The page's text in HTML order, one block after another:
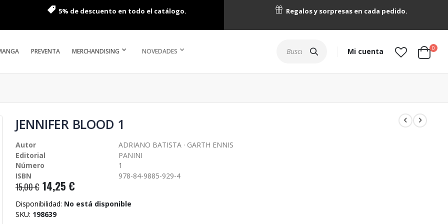
5% de descuento en todo el catálogo. Regalos y sorpresas en cada pedido.
PREVENTA MERCHANDISING NOVEDADES Mi cuenta Cart
0
JENNIFER BLOOD 1
Autor
ADRIANO BATISTA · GARTH ENNIS
Editorial
PANINI
Número
1
ISBN
978-84-9885-929-4
15,00 € 14,25 €
Disponibilidad: No está disponible
SKU 198639